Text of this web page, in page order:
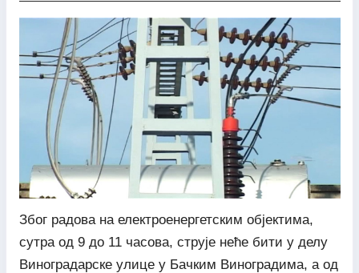
Због радова на електроенергетским објектима,
сутра од 9 до 11 часова, струје неће бити у делу
Виноградарске улице у Бачким Виноградима, а од